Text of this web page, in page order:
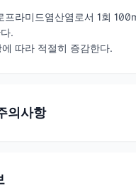
프라미드염산염로서 1회
.
에 따라 적절히 증감한다.
의사항